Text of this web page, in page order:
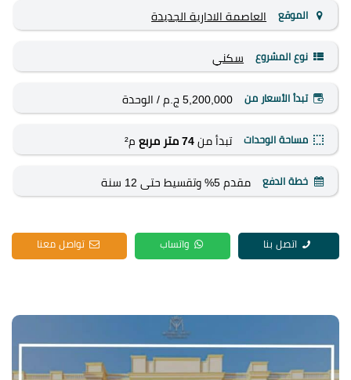
الموقع العاصمة الادارية الجديدة
نوع المشروع سكني
تبدأ الأسعار من 5,200,000 ج.م / الوحدة
مساحة الوحدات تبدأ من 74 متر مربع م²
خطة الدفع مقدم 5% وتقسيط حتى 12 سنة
اتصل بنا واتساب تواصل معنا